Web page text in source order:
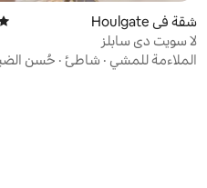
شقة في Houlgate
لا سويت دي سابلز
الملاءمة للمشي · شاطئ · حُسن